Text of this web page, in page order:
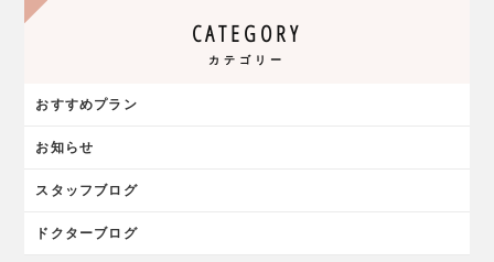
CATEGORY
カテゴリー
おすすめプラン
お知らせ
スタッフブログ
ドクターブログ